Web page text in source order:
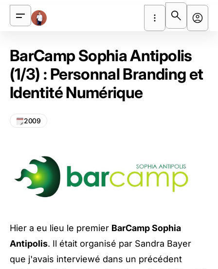
BarCamp Sophia Antipolis
(1/3) : Personnal Branding et
Identité Numérique
2009
Hier a eu lieu le premier BarCamp Sophia
Antipolis. Il était organisé par Sandra Bayer
que j'avais interviewé dans un précédent